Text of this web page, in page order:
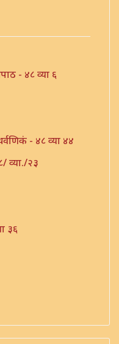
- ४८ व्या ६
- ४८ व्या ४४
व्या./२३
३६